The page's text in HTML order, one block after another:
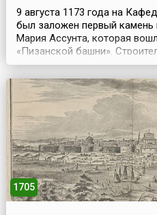
9 августа 1173 года на
был заложен первый камень
Мария Ассунта, которая
«Пизанской башни».
занимались мастера
Однако, построив первый
колоннадных кольца,
колокольня отклонилась от
сантиме...
1705